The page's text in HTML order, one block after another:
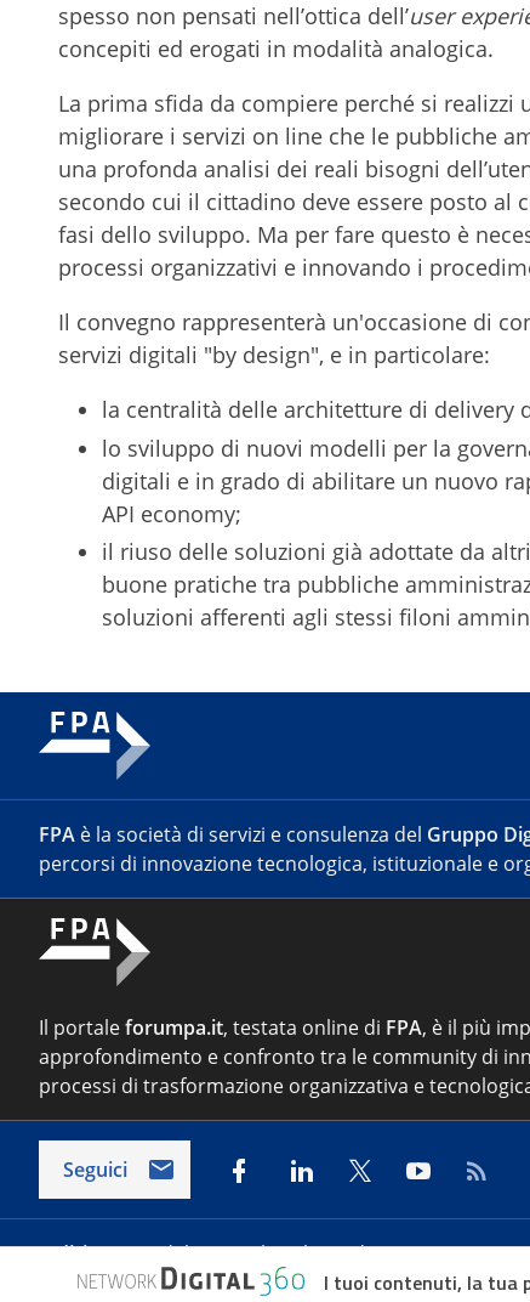
spesso non pensati nell’ottica dell’user
concepiti ed erogati in modalità analogica.
La prima sfida da compiere perché si
migliorare i servizi on line che le pubbliche
una profonda analisi dei reali bisogni
secondo cui il cittadino deve essere posto
fasi dello sviluppo. Ma per fare questo è
processi organizzativi e innovando i
Il convegno rappresenterà un'occasione di
servizi digitali "by design", e in particolare:
la centralità delle architetture di delivery
lo sviluppo di nuovi modelli per la
digitali e in grado di abilitare un nuovo
API economy;
il riuso delle soluzioni già adottate da
buone pratiche tra pubbliche
soluzioni afferenti agli stessi filoni
FPA è la società di servizi e consulenza del Gruppo
percorsi di innovazione tecnologica, istituzionale e
Il portaleforumpa.it, testata online di FPA, è il più
approfondimento e confronto tra le community di
processi di trasformazione organizzativa e
Seguici
Indirizzo:Via del Porto Fluviale 67/d – 00154 Roma
I tuoi contenuti, la tua